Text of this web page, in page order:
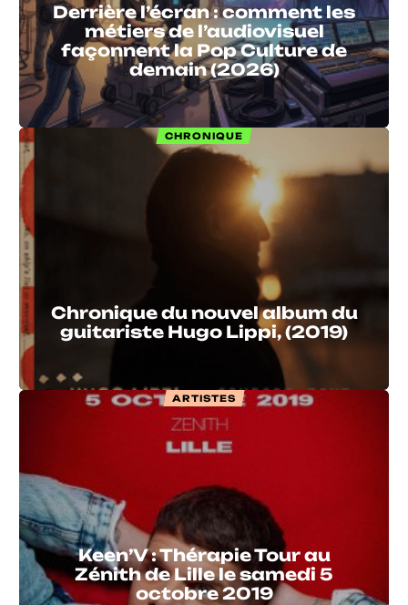
Derrière l’écran : comment les
métiers de l’audiovisuel
façonnent la Pop Culture de
demain (2026)
CHRONIQUE
Chronique du nouvel album du
guitariste Hugo Lippi, (2019)
ARTISTES
Keen’V : Thérapie Tour au
Zénith de Lille le samedi 5
octobre 2019